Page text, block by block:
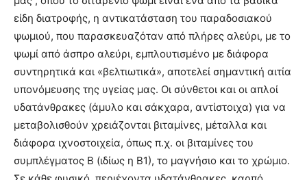
είδη διατροφής, η αντικατάσταση του παραδοσιακού
ψωμιού, που παρασκευαζόταν από πλήρες αλεύρι, με το
ψωμί από άσπρο αλεύρι, εμπλουτισμένο με διάφορα
συντηρητικά και «βελτιωτικά», αποτελεί σημαντική αιτία
υπονόμευσης της υγείας μας. Οι σύνθετοι και οι απλοί
υδατάνθρακες (άμυλο και σάκχαρα, αντίστοιχα) για να
μεταβολισθούν χρειάζονται βιταμίνες, μέταλλα και
διάφορα ιχνοστοιχεία, όπως π.χ. οι βιταμίνες του
συμπλέγματος Β (ιδίως η Β1), το μαγνήσιο και το χρώμιο.